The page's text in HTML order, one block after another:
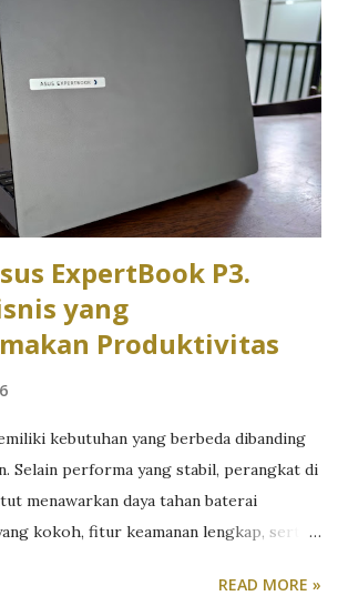
ExpertBook P3.
yang
Produktivitas
kebutuhan yang berbeda dibanding
Selain performa yang stabil, perangkat di
menawarkan daya tahan baterai
kokoh, fitur keamanan lengkap, serta
secara langsung, tim redaksiREAD MORE »